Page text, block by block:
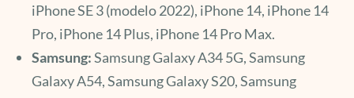
iPhone SE 3 (modelo 2022), iPhone 14, iPhone 14
Pro, iPhone 14 Plus, iPhone 14 Pro Max.
Samsung:Samsung Galaxy A34 5G, Samsung
Galaxy A54, Samsung Galaxy S20, Samsung